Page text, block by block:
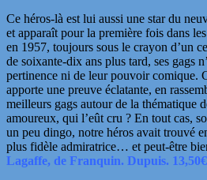
Ce héros-là est lui aussi une star du
et apparaît pour la première fois dans
en 1957, toujours sous le crayon d’un
de soixante-dix ans plus tard, ses gags
pertinence ni de leur pouvoir comique.
apporte une preuve éclatante, en
meilleurs gags autour de la thématique
amoureux, qui l’eût cru ? En tout cas,
un peu dingo, notre héros avait trouvé
plus fidèle admiratrice… et peut-être
Lagaffe, de Franquin. Dupuis. 13,50€